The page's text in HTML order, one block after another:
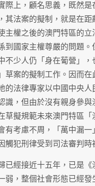
際上，顧名思義，既然
其法案的擬制，就是在
主權之後的澳門特區的
到國家主權尊嚴的問題
不少人仍「身在葡營」
草案的擬制工作。因而在
的法律專家以中國中央
識，但由於沒有親身參
草擬規範未來澳門特區
有考慮不周，「萬中漏
觸犯刑律受到司法審判時
已經接近十五年，已是
弱，整個社會形態已經